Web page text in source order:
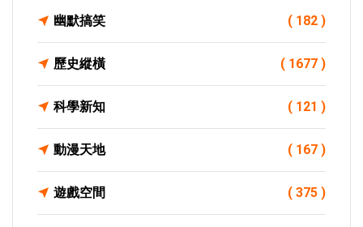
幽默搞笑 ( 182 )
歷史縱橫 ( 1677 )
科學新知 ( 121 )
動漫天地 ( 167 )
遊戲空間 ( 375 )